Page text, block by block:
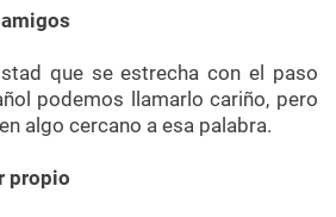
que se estrecha con el paso
podemos llamarlo cariño, pero
algo cercano a esa palabra.
propio